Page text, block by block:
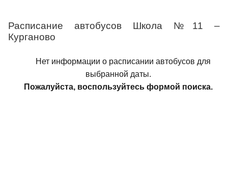
Расписание автобусов Школа №11 –
Курганово
Нет информации о расписании автобусов для
выбранной даты.
Пожалуйста, воспользуйтесь формой поиска.